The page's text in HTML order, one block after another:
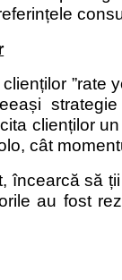
”rate
clienților
cât
încearcă să
au fost